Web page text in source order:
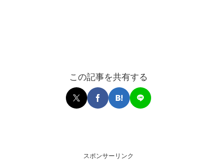
この記事を共有する
スポンサーリンク